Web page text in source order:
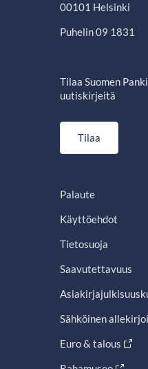
00101 Helsinki
Puhelin 09 1831
Tilaa Suomen
uutiskirjeitä
Tilaa
Palaute
Käyttöehdot
Tietosuoja
Saavutettavuus
Sähköinen
Euro & talous